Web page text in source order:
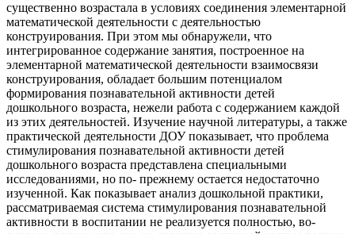
существенно возрастала в условиях соединения элементарной
математической деятельности с деятельностью
конструирования. При этом мы обнаружели, что
интегрированное содержание занятия, построенное на
элементарной математической деятельности взаимосвязи
конструирования, обладает большим потенциалом
формирования познавательной активности детей
дошкольного возраста, нежели работа с содержанием каждой
из этих деятельностей. Изучение научной литературы, а также
практической деятельности ДОУ показывает, что проблема
стимулирования познавательной активности детей
дошкольного возраста представлена специальными
исследованиями, но по- прежнему остается недостаточно
изученной. Как показывает анализ дошкольной практики,
рассматриваемая система стимулирования познавательной
активности в воспитании не реализуется полностью, во-